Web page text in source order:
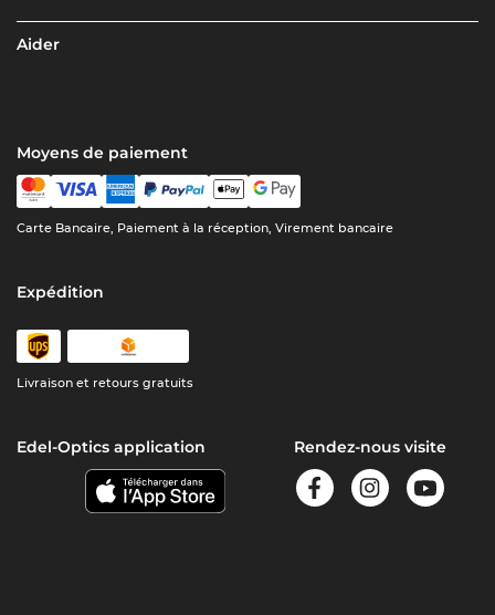
Aider
Moyens de paiement
Carte Bancaire, Paiement à la réception, Virement bancaire
Expédition
Livraison et retours gratuits
Edel-Optics application Rendez-nous visite